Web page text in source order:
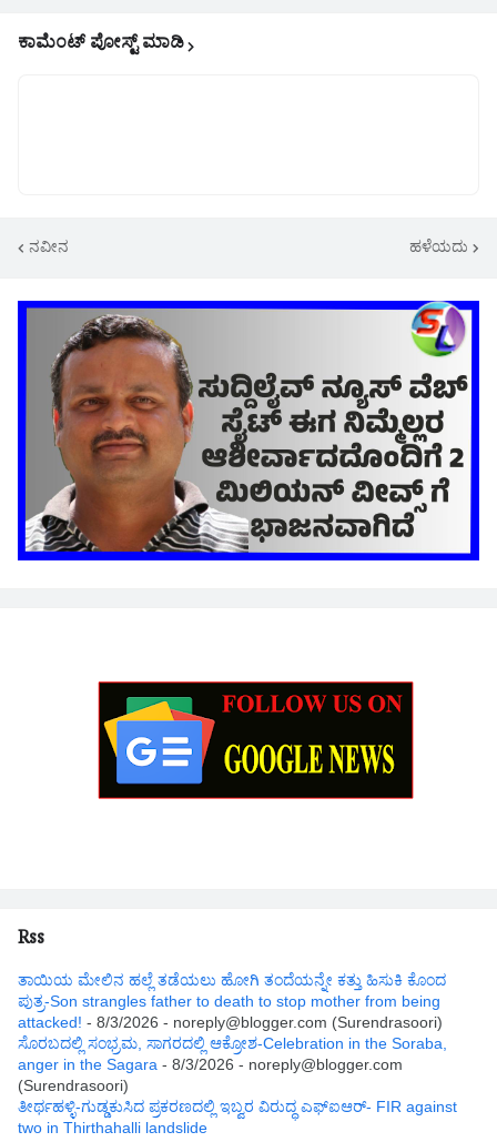
ಕಾಮೆಂಟ್‌‌ ಪೋಸ್ಟ್‌ ಮಾಡಿ
ನವೀನ ಹಳೆಯದು
Rss
ತಾಯಿಯ ಮೇಲಿನ ಹಲ್ಲೆ ತಡೆಯಲು ಹೋಗಿ ತಂದೆಯನ್ನೇ ಕತ್ತು ಹಿಸುಕಿ ಕೊಂದ
ಪುತ್ರ-Son strangles father to death to stop mother from being
attacked! - 8/3/2026 - noreply@blogger.com (Surendrasoori)
ಸೊರಬದಲ್ಲಿ ಸಂಭ್ರಮ, ಸಾಗರದಲ್ಲಿ ಆಕ್ರೋಶ-Celebration in the Soraba,
anger in the Sagara - 8/3/2026 - noreply@blogger.com
(Surendrasoori)
ತೀರ್ಥಹಳ್ಳಿ-ಗುಡ್ಡಕುಸಿದ ಪ್ರಕರಣದಲ್ಲಿ ಇಬ್ವರ ವಿರುದ್ಧ ಎಫ್ಐಆರ್- FIR against
two in Thirthahalli landslide